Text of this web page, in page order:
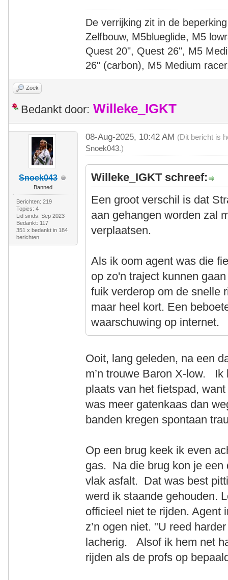
De verrijking zit in de beperking
Zelfbouw, M5blueglide, M5
Quest 20", Quest 26", M5
26" (carbon), M5 Medium
Zoek
Bedankt door: Willeke_IGKT
Snoek043
Banned
Berichten: 219
Topics: 4
Lid sinds: Sep 2023
Bedankt: 117
351 x bedankt in 184
berichten
08-Aug-2025, 10:42 AM (Dit bericht is
Snoek043.)
Willeke_IGKT schreef:
Een groot verschil is dat
aan gehangen worden zal
verplaatsen.
Als ik oom agent was die
op zo'n traject kunnen
fuik verderop om de snelle
maar heel kort. Een
waarschuwing op internet.
Ooit, lang geleden, na een
m’n trouwe Baron X-low. Ik
plaats van het fietspad,
was meer gatenkaas dan
banden kregen spontaan
Op een brug keek ik even
gas. Na die brug kon je een
vlak asfalt. Dat was best
werd ik staande gehouden.
officieel niet te rijden. Agent
z’n ogen niet. "U reed
lacherig. Alsof ik hem net
rijden als de profs op